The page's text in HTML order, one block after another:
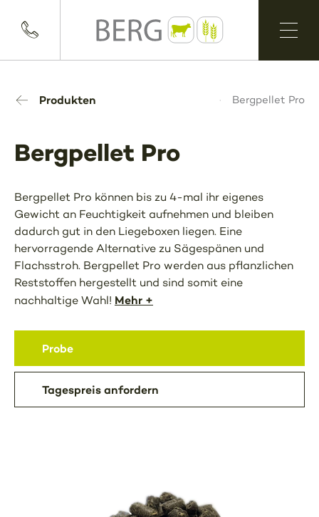
Produkten Bergpellet Pro
Bergpellet Pro
Bergpellet Pro können bis zu 4-mal ihr eigenes
Gewicht an Feuchtigkeit aufnehmen und bleiben
dadurch gut in den Liegeboxen liegen. Eine
hervorragende Alternative zu Sägespänen und
Flachsstroh. Bergpellet Pro werden aus pflanzlichen
Reststoffen hergestellt und sind somit eine
nachhaltige Wahl! Mehr +
Probe
Tagespreis anfordern